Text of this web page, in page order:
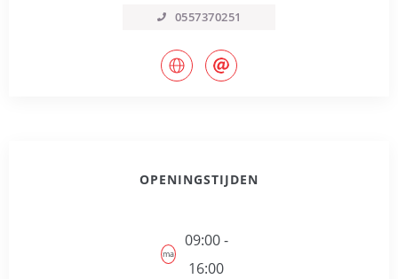
0557370251
OPENINGSTIJDEN
ma
09:00 -
16:00